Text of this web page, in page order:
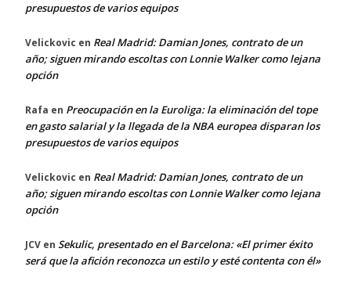
presupuestos de varios equipos
Velickovic en Real Madrid: Damian Jones, contrato de un
año; siguen mirando escoltas con Lonnie Walker como lejana
opción
Rafa en Preocupación en la Euroliga: la eliminación del tope
en gasto salarial y la llegada de la NBA europea disparan los
presupuestos de varios equipos
Velickovic en Real Madrid: Damian Jones, contrato de un
año; siguen mirando escoltas con Lonnie Walker como lejana
opción
JCV en Sekulic, presentado en el Barcelona: «El primer éxito
será que la afición reconozca un estilo y esté contenta con él»